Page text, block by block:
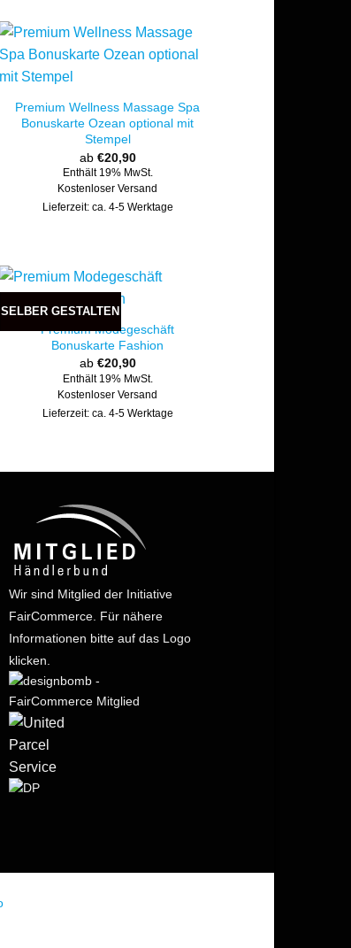
Premium Wellness Massage Spa
Bonuskarte Ozean optional mit
Stempel
ab €20,90
Enthält 19% MwSt.
Kostenloser Versand
Lieferzeit: ca. 4-5 Werktage
SELBER GESTALTEN
Premium Modegeschäft
Bonuskarte Fashion
ab €20,90
Enthält 19% MwSt.
Kostenloser Versand
Lieferzeit: ca. 4-5 Werktage
Wir sind Mitglied der Initiative
FairCommerce. Für nähere
Informationen bitte auf das Logo
klicken.